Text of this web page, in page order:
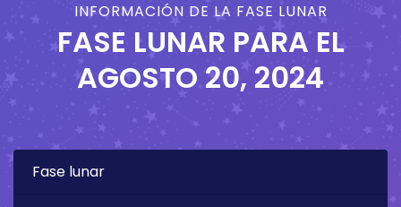
INFORMACIÓN DE LA FASE LUNAR
FASE LUNAR PARA EL
AGOSTO 20, 2024
Fase lunar